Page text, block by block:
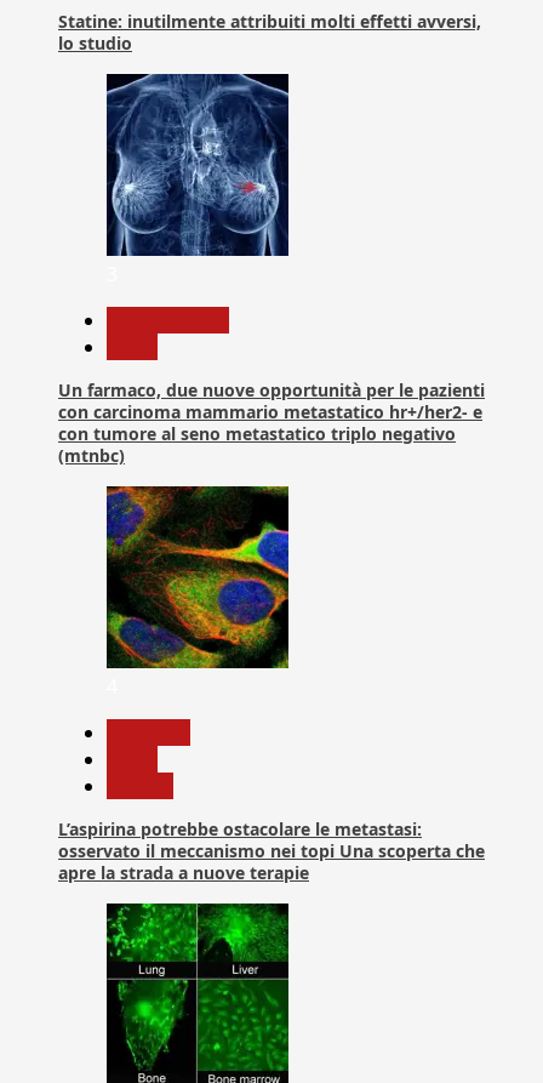
Statine: inutilmente attribuiti molti effetti avversi,
lo studio
Un farmaco, due nuove opportunità per le pazienti
con carcinoma mammario metastatico hr+/her2- e
con tumore al seno metastatico triplo negativo
(mtnbc)
L’aspirina potrebbe ostacolare le metastasi:
osservato il meccanismo nei topi Una scoperta che
apre la strada a nuove terapie